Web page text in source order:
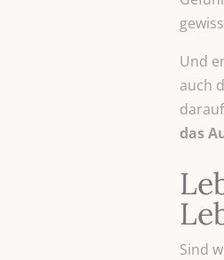
Und
auch
das
Sind